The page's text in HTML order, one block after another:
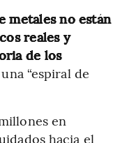
metales no están
reales y
de los
“espiral de
en
hacia el